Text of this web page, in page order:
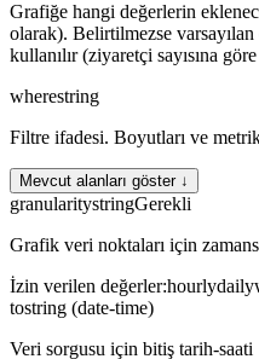
Grafiğe hangi değerlerin
olarak). Belirtilmezse
kullanılır (ziyaretçi sayısına
wherestring
Filtre ifadesi. Boyutları ve
Mevcut alanları göster ↓
granularitystringGerekli
Grafik veri noktaları için
İzin verilen değerler:hourlydaily
tostring (date-time)
Veri sorgusu için bitiş tarih-saati